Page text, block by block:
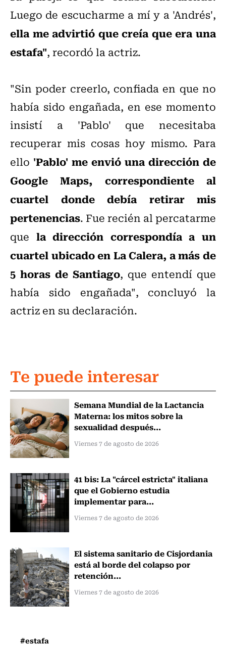
Luego de escucharme a mí y a 'Andrés',
ella me advirtió que creía que era una
estafa", recordó la actriz.
"Sin poder creerlo, confiada en que no
había sido engañada, en ese momento
insistí a 'Pablo' que necesitaba
recuperar mis cosas hoy mismo. Para
ello 'Pablo' me envió una dirección de
Google Maps, correspondiente al
cuartel donde debía retirar mis
pertenencias. Fue recién al percatarme
que la dirección correspondía a un
cuartel ubicado en La Calera, a más de
5 horas de Santiago, que entendí que
había sido engañada", concluyó la
actriz en su declaración.
Te puede interesar
Semana Mundial de la Lactancia
Materna: los mitos sobre la
sexualidad después...
Viernes 7 de agosto de 2026
41 bis: La "cárcel estricta" italiana
que el Gobierno estudia
implementar para...
Viernes 7 de agosto de 2026
El sistema sanitario de Cisjordania
está al borde del colapso por
retención...
Viernes 7 de agosto de 2026
#estafa